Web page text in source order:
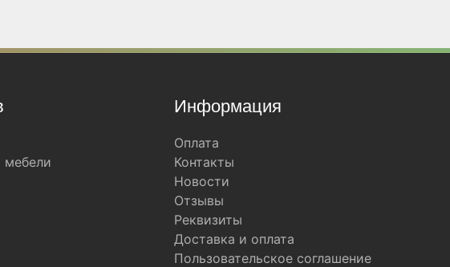
Информация
Оплата
Контакты
Новости
Отзывы
Реквизиты
Доставка и оплата
Пользовательское соглашение